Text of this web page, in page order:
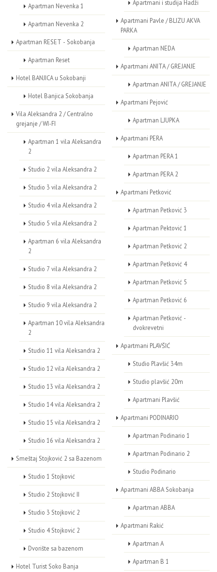
Apartman Nevenka 1
Apartman Nevenka 2
Apartman RESET - Sokobanja
Apartman Reset
Hotel BANJICA u Sokobanji
Hotel Banjica Sokobanja
Vila Aleksandra 2 / Centralno
grejanje / WI-FI
Apartman 1 vila Aleksandra
2
Studio 2 vila Aleksandra 2
Studio 3 vila Aleksandra 2
Studio 4 vila Aleksandra 2
Studio 5 vila Aleksandra 2
Apartman 6 vila Aleksandra
2
Studio 7 vila Aleksandra 2
Studio 8 vila Aleksandra 2
Studio 9 vila Aleksandra 2
Apartman 10 vila Aleksandra
2
Studio 11 vila Aleksandra 2
Studio 12 vila Aleksandra 2
Studio 13 vila Aleksandra 2
Studio 14 vila Aleksandra 2
Studio 15 vila Aleksandra 2
Studio 16 vila Aleksandra 2
Smeštaj Stojković 2 sa Bazenom
Studio 1 Stojković
Studio 2 Stojković II
Studio 3 Stojković 2
Studio 4 Stojković 2
Dvorište sa bazenom
Hotel Turist Soko Banja
Apartmani i studija Hadži
Apartmani Pavle / BLIZU AKVA
PARKA
Apartman NEDA
Apartmani ANITA / GREJANJE
Apartman ANITA / GREJANJE
Apartmani Pejović
Apartman LJUPKA
Apartmani PERA
Apartman PERA 1
Apartman PERA 2
Apartmani Petković
Apartman Petković 3
Apartman Pektović 1
Apartman Petković 2
Apartman Petković 4
Apartman Petković 5
Apartman Petković 6
Apartman Petković -
dvokrevetni
Apartmani PLAVŠIĆ
Studio Plavšić 34m
Studio plavšić 20m
Apartmani Plavšić
Apartmani PODINARIO
Apartman Podinario 1
Apartman Podinario 2
Studio Podinario
Apartmani ABBA Sokobanja
Apartman ABBA
Apartmani Rakić
Apartman A
Apartman B 1